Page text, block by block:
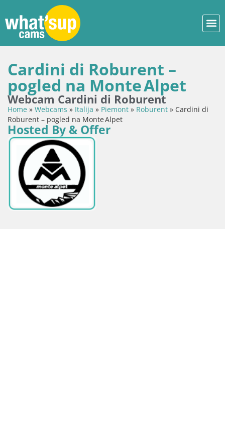
Cardini di Roburent –
pogled na Monte Alpet
Webcam Cardini di Roburent
Home » Webcams » Italija » Piemont » Roburent » Cardini di
Roburent – pogled na Monte Alpet
Hosted By & Offer